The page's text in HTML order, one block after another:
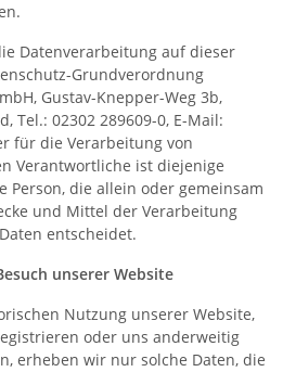
Datenverarbeitung auf dieser
Grundverordnung
Gustav-Knepper-Weg 3b,
Tel.: 02302 289609-0, E-Mail:
für die Verarbeitung von
Verantwortliche ist diejenige
die allein oder gemeinsam
und Mittel der Verarbeitung
entscheidet.
unserer Website
Nutzung unserer Website,
oder uns anderweitig
erheben wir nur solche Daten, die